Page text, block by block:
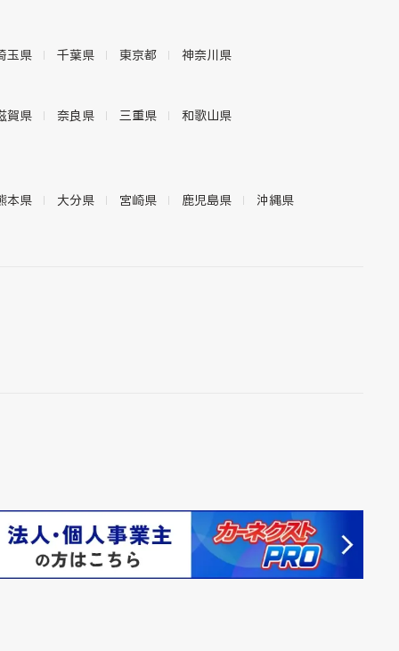
玉県 千葉県 東京都 神奈川県
賀県 奈良県 三重県 和歌山県
本県 大分県 宮崎県 鹿児島県 沖縄県